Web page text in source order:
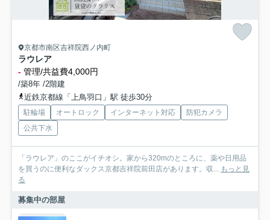
京都市南区吉祥院西ノ内町
ラウレア
- 管理/共益費4,000円
/築8年 /2階建
近鉄京都線「上鳥羽口」駅 徒歩30分
駐輪場 オートロック インターネット対応
防犯カメラ
公共下水
「ラウレア」のここがイチオシ。家から320mのところに、薬や日用品
を買うのに便利なダックス京都吉祥院前田店があります。収... もっと見
る
募集中の部屋